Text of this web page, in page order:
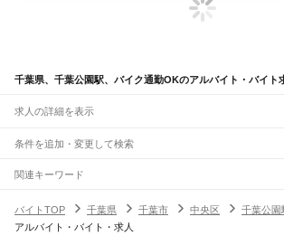
千葉県、千葉公園駅、バイク通勤OKのアルバイト・バイト
求人の詳細を表示
条件を追加・変更して検索
市区町村を追加・変更
千葉県すべて
千葉市 すべて
駅を追加・変更
職種を追加・変更
関連キーワード
バイトTOP
千葉県 千葉市 中央区 千葉公園
アルバイト・バイト・求人